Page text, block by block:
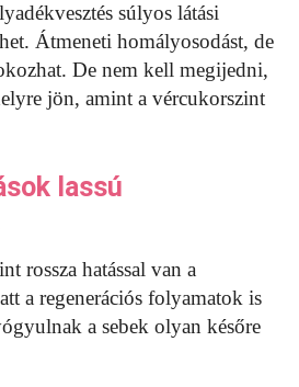
súlyos látási
Átmeneti homályosodást, de
De nem kell megijedni,
jön, amint a vércukorszint
lassú
rossza hatással van a
a regenerációs folyamatok is
a sebek olyan későre